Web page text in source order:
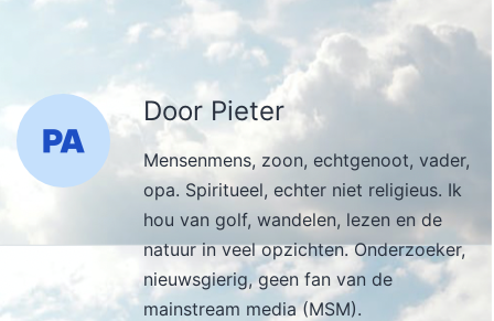
Door Pieter
Mensenmens, zoon, echtgenoot, vader,
opa. Spiritueel, echter niet religieus. Ik
hou van golf, wandelen, lezen en de
natuur in veel opzichten. Onderzoeker,
nieuwsgierig, geen fan van de
mainstream media (MSM).